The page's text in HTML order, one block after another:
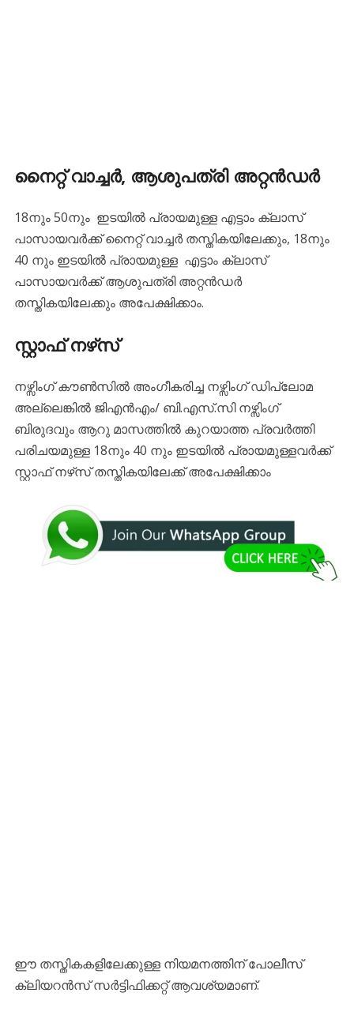
നൈറ്റ് വാച്ചർ, ആശുപത്രി അറ്റൻഡർ
18നും 50നും ഇടയിൽ പ്രായമുള്ള എട്ടാം ക്ലാസ്
പാസായവർക്ക് നൈറ്റ് വാച്ചർ തസ്തികയിലേക്കും, 18നും
40 നും ഇടയിൽ പ്രായമുള്ള എട്ടാം ക്ലാസ്
പാസായവർക്ക് ആശുപത്രി അറ്റൻഡർ
തസ്തികയിലേക്കും അപേക്ഷിക്കാം.
സ്റ്റാഫ് നഴ്‌സ്‌
നഴ്സിംഗ് കൗൺസിൽ അംഗീകരിച്ച നഴ്സിംഗ് ഡിപ്ലോമ
അല്ലെങ്കിൽ ജിഎൻഎം/ ബി.എസ്.സി നഴ്സിംഗ്
ബിരുദവും ആറു മാസത്തിൽ കുറയാത്ത പ്രവർത്തി
പരിചയമുള്ള 18നും 40 നും ഇടയിൽ പ്രായമുള്ളവർക്ക്
സ്റ്റാഫ് നഴ്‌സ്‌ തസ്തികയിലേക്ക് അപേക്ഷിക്കാം
ഈ തസ്തികകളിലേക്കുള്ള നിയമനത്തിന് പോലീസ്
ക്ലിയറൻസ് സർട്ടിഫിക്കറ്റ് ആവശ്യമാണ്.